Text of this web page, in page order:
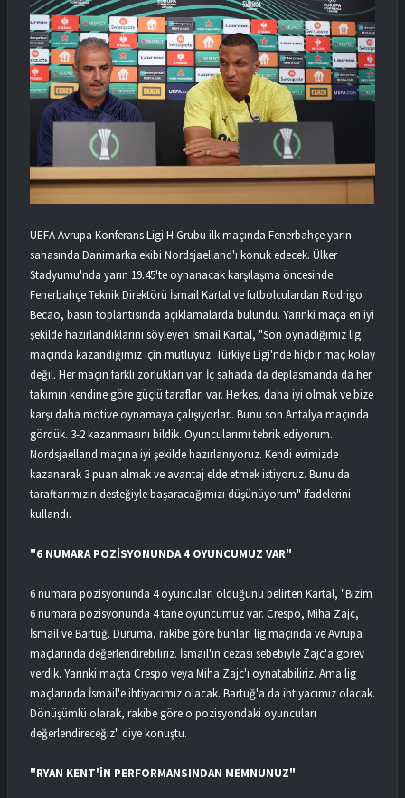
UEFA Avrupa Konferans Ligi H Grubu ilk maçında Fenerbahçe yarın
sahasında Danimarka ekibi Nordsjaelland'ı konuk edecek. Ülker
Stadyumu'nda yarın 19.45'te oynanacak karşılaşma öncesinde
Fenerbahçe Teknik Direktörü İsmail Kartal ve futbolculardan Rodrigo
Becao, basın toplantısında açıklamalarda bulundu. Yarınki maça en iyi
şekilde hazırlandıklarını söyleyen İsmail Kartal, "Son oynadığımız lig
maçında kazandığımız için mutluyuz. Türkiye Ligi'nde hiçbir maç kolay
değil. Her maçın farklı zorlukları var. İç sahada da deplasmanda da her
takımın kendine göre güçlü tarafları var. Herkes, daha iyi olmak ve bize
karşı daha motive oynamaya çalışıyorlar.. Bunu son Antalya maçında
gördük. 3-2 kazanmasını bildik. Oyuncularımı tebrik ediyorum.
Nordsjaelland maçına iyi şekilde hazırlanıyoruz. Kendi evimizde
kazanarak 3 puan almak ve avantaj elde etmek istiyoruz. Bunu da
taraftarımızın desteğiyle başaracağımızı düşünüyorum" ifadelerini
kullandı.
"6 NUMARA POZİSYONUNDA 4 OYUNCUMUZ VAR"
6 numara pozisyonunda 4 oyuncuları olduğunu belirten Kartal, "Bizim
6 numara pozisyonunda 4 tane oyuncumuz var. Crespo, Miha Zajc,
İsmail ve Bartuğ. Duruma, rakibe göre bunları lig maçında ve Avrupa
maçlarında değerlendirebiliriz. İsmail'in cezası sebebiyle Zajc'a görev
verdik. Yarınki maçta Crespo veya Miha Zajc'ı oynatabiliriz. Ama lig
maçlarında İsmail'e ihtiyacımız olacak. Bartuğ'a da ihtiyacımız olacak.
Dönüşümlü olarak, rakibe göre o pozisyondaki oyuncuları
değerlendireceğiz" diye konuştu.
"RYAN KENT'İN PERFORMANSINDAN MEMNUNUZ"